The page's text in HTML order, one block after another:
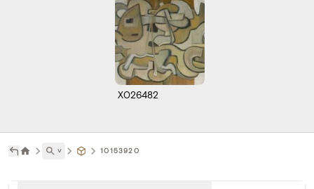
X026482
˅ 10153920